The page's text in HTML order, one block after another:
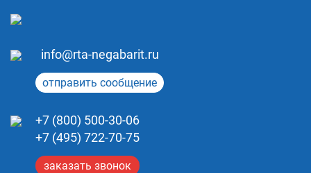
info@rta-negabarit.ru
отправить сообщение
+7 (800) 500-30-06
+7 (495) 722-70-75
заказать звонок